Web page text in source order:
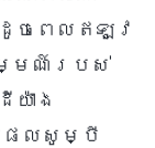
ចពេលឥឡូវ
រម្មណ៍របស់
យ៉ាង
ផលសូម្បី